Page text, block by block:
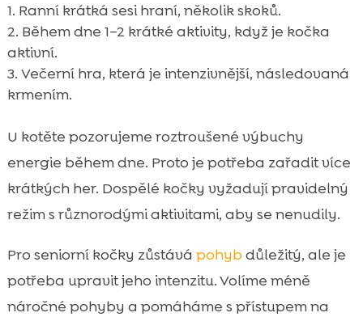
Ranní krátká sesi hraní, několik skoků.
Během dne 1–2 krátké aktivity, když je kočka
aktivní.
Večerní hra, která je intenzivnější, následovaná
krmením.
U kotěte pozorujeme roztroušené výbuchy
energie během dne. Proto je potřeba zařadit více
krátkých her. Dospělé kočky vyžadují pravidelný
režim s různorodými aktivitami, aby se nenudily.
Pro seniorní kočky zůstává pohybdůležitý, ale je
potřeba upravit jeho intenzitu. Volíme méně
náročné pohyby a pomáháme s přístupem na